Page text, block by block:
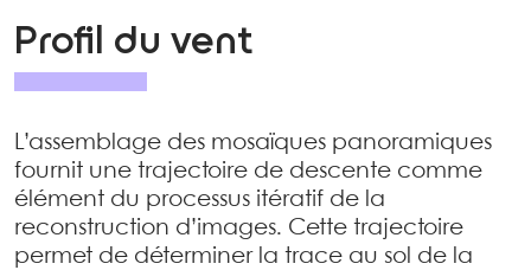
Profil du vent
L’assemblage des mosaïques panoramiques
fournit une trajectoire de descente comme
élément du processus itératif de la
reconstruction d’images. Cette trajectoire
permet de déterminer la trace au sol de la